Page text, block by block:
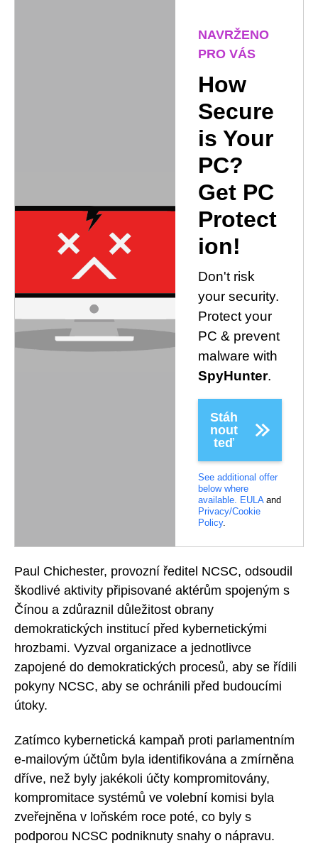
NAVRŽENO
PRO VÁS
How
Secure
is Your
PC?
Get PC
Protect
ion!
Don't risk
your security.
Protect your
PC & prevent
malware with
SpyHunter.
Stáh
nout
teď
See additional offer
below where
available.
EULAand
Privacy/Cookie
Policy.
Paul Chichester, provozní ředitel NCSC, odsoudil
škodlivé aktivity připisované aktérům spojeným s
Čínou a zdůraznil důležitost obrany
demokratických institucí před kybernetickými
hrozbami. Vyzval organizace a jednotlivce
zapojené do demokratických procesů, aby se řídili
pokyny NCSC, aby se ochránili před budoucími
útoky.
Zatímco kybernetická kampaň proti parlamentním
e-mailovým účtům byla identifikována a zmírněna
dříve, než byly jakékoli účty kompromitovány,
kompromitace systémů ve volební komisi byla
zveřejněna v loňském roce poté, co byly s
podporou NCSC podniknuty snahy o nápravu.